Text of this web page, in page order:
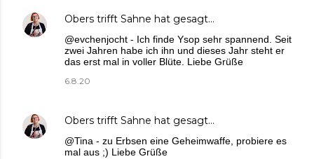
Obers trifft Sahne hat gesagt…
@evchenjocht - Ich finde Ysop sehr spannend. Seit
zwei Jahren habe ich ihn und dieses Jahr steht er
das erst mal in voller Blüte. Liebe Grüße
6.8.20
Obers trifft Sahne hat gesagt…
@Tina - zu Erbsen eine Geheimwaffe, probiere es
mal aus ;) Liebe Grüße